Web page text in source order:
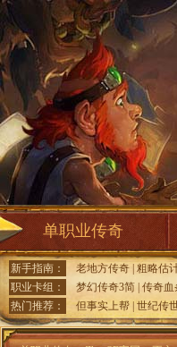
单职业传奇
新手指南： 老地方传奇 粗略估
职业卡组：
梦幻传奇3简 传奇血
热门推荐：
但事实上帮 世纪传